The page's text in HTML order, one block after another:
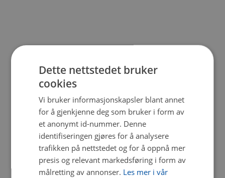
Dette nettstedet bruker
cookies
Vi bruker informasjonskapsler blant annet
for å gjenkjenne deg som bruker i form av
et anonymt id-nummer. Denne
identifiseringen gjøres for å analysere
trafikken på nettstedet og for å oppnå mer
presis og relevant markedsføring i form av
målretting av annonser. Les mer i vår